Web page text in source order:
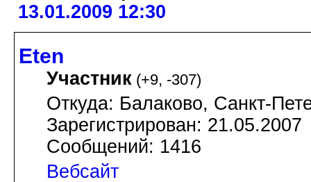
13.01.2009 12:30
Eten
Участник (+9, -307)
Откуда: Балаково, Санкт-
Зарегистрирован: 21.05.2007
Сообщений: 1416
Вебсайт